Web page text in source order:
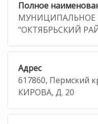
Полное
МУНИЦИПАЛЬНОЕ
"ОКТЯБРЬСКИЙ
Адрес
617860, Пермский
КИРОВА, Д. 20